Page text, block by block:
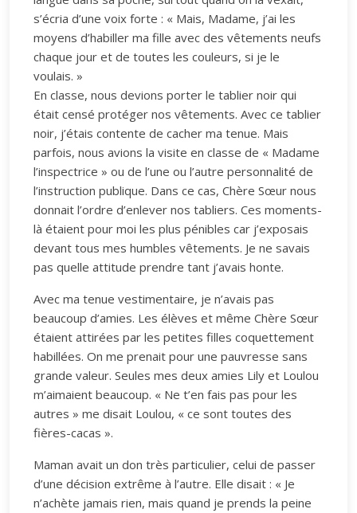
s’écria d’une voix forte : « Mais, Madame, j’ai les
moyens d’habiller ma fille avec des vêtements neufs
chaque jour et de toutes les couleurs, si je le
voulais. »
En classe, nous devions porter le tablier noir qui
était censé protéger nos vêtements. Avec ce tablier
noir, j’étais contente de cacher ma tenue. Mais
parfois, nous avions la visite en classe de « Madame
l’inspectrice » ou de l’une ou l’autre personnalité de
l’instruction publique. Dans ce cas, Chère Sœur nous
donnait l’ordre d’enlever nos tabliers. Ces moments-
là étaient pour moi les plus pénibles car j’exposais
devant tous mes humbles vêtements. Je ne savais
pas quelle attitude prendre tant j’avais honte.
Avec ma tenue vestimentaire, je n’avais pas
beaucoup d’amies. Les élèves et même Chère Sœur
étaient attirées par les petites filles coquettement
habillées. On me prenait pour une pauvresse sans
grande valeur. Seules mes deux amies Lily et Loulou
m’aimaient beaucoup. « Ne t’en fais pas pour les
autres » me disait Loulou, « ce sont toutes des
fières-cacas ».
Maman avait un don très particulier, celui de passer
d’une décision extrême à l’autre. Elle disait : « Je
n’achète jamais rien, mais quand je prends la peine